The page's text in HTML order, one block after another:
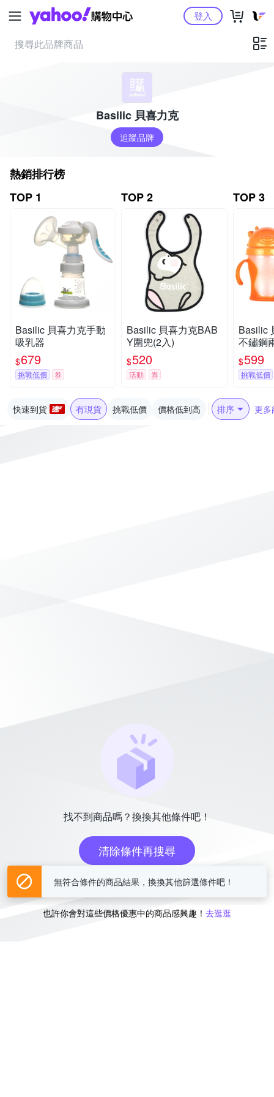
Yahoo購物中心登入
Basilic 貝喜力克
追蹤品牌
熱銷排行榜
TOP 1
Basilic 貝喜力克手動
吸乳器
$679
挑戰低價 券
TOP 2
Basilic 貝喜力克BAB
Y圍兜(2入)
$520
活動 券
TOP 3
Basilic
不鏽鋼
ml
$599
挑戰低價
快速到貨 有現貨 挑戰低價 價格低到高 排序 更多
找不到商品嗎？換換其他條件吧！
清除條件再搜尋
或
也許你會對這些價格優惠中的商品感興趣！ 去逛逛
無符合條件的商品結果，換換其他篩選條件吧！